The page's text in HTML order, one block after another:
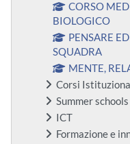
CORSO
BIOLOGICO
PENSARE
SQUADRA
MENTE,
Corsi
Summer schools
ICT
Formazione e